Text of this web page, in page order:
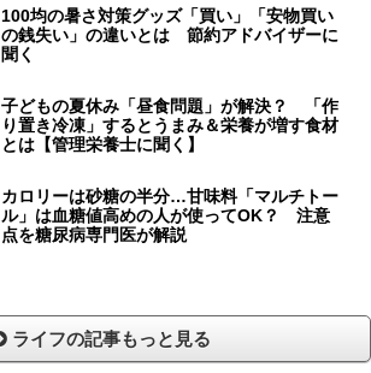
100均の暑さ対策グッズ「買い」「安物買い
の銭失い」の違いとは 節約アドバイザーに
聞く
子どもの夏休み「昼食問題」が解決？ 「作
り置き冷凍」するとうまみ＆栄養が増す食材
とは【管理栄養士に聞く】
カロリーは砂糖の半分…甘味料「マルチトー
ル」は血糖値高めの人が使ってOK？ 注意
点を糖尿病専門医が解説
ライフの記事もっと見る